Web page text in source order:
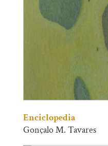
Enciclopedia
Gonçalo M. Tavares